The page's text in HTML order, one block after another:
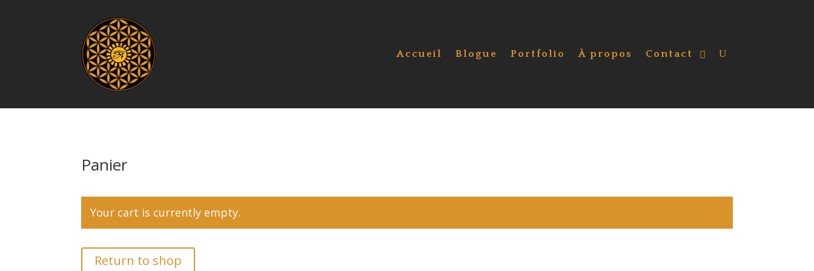
Accueil Blogue Portfolio À propos Contact
Panier
Your cart is currently empty.
Return to shop